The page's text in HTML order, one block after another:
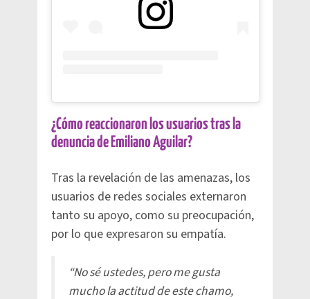
¿Cómo reaccionaron los usuarios tras la
denuncia de Emiliano Aguilar?
Tras la revelación de las amenazas, los
usuarios de redes sociales externaron
tanto su apoyo, como su preocupación,
por lo que expresaron su empatía.
“No sé ustedes, pero me gusta
mucho la actitud de este chamo,